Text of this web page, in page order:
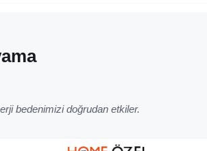
bedenimizi doğrudan etkiler.